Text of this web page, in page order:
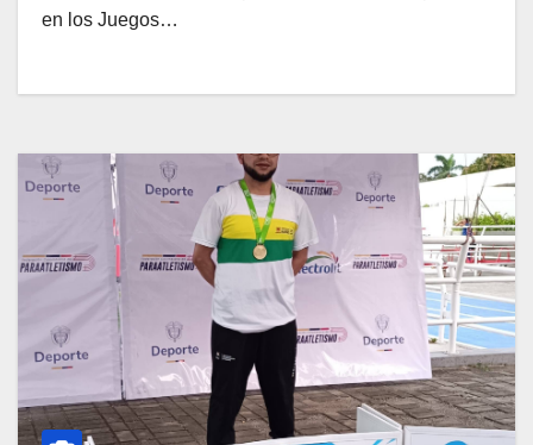
en los Juegos…